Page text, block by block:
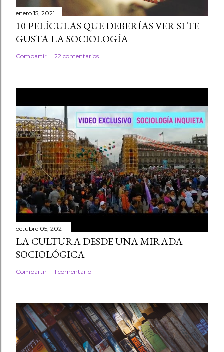
enero 15, 2021
10 PELÍCULAS QUE DEBERÍAS VER SI TE
GUSTA LA SOCIOLOGÍA
Compartir 22 comentarios
octubre 05, 2021
LA CULTURA DESDE UNA MIRADA
SOCIOLÓGICA
Compartir 1 comentario